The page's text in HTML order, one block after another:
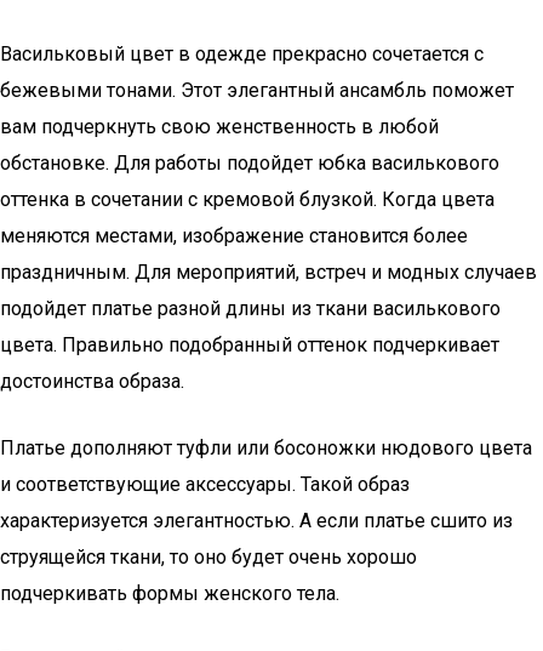
Васильковый цвет в одежде прекрасно сочетается с
бежевыми тонами. Этот элегантный ансамбль поможет
вам подчеркнуть свою женственность в любой
обстановке. Для работы подойдет юбка василькового
оттенка в сочетании с кремовой блузкой. Когда цвета
меняются местами, изображение становится более
праздничным. Для мероприятий, встреч и модных случаев
подойдет платье разной длины из ткани василькового
цвета. Правильно подобранный оттенок подчеркивает
достоинства образа.
Платье дополняют туфли или босоножки нюдового цвета
и соответствующие аксессуары. Такой образ
характеризуется элегантностью. А если платье сшито из
струящейся ткани, то оно будет очень хорошо
подчеркивать формы женского тела.